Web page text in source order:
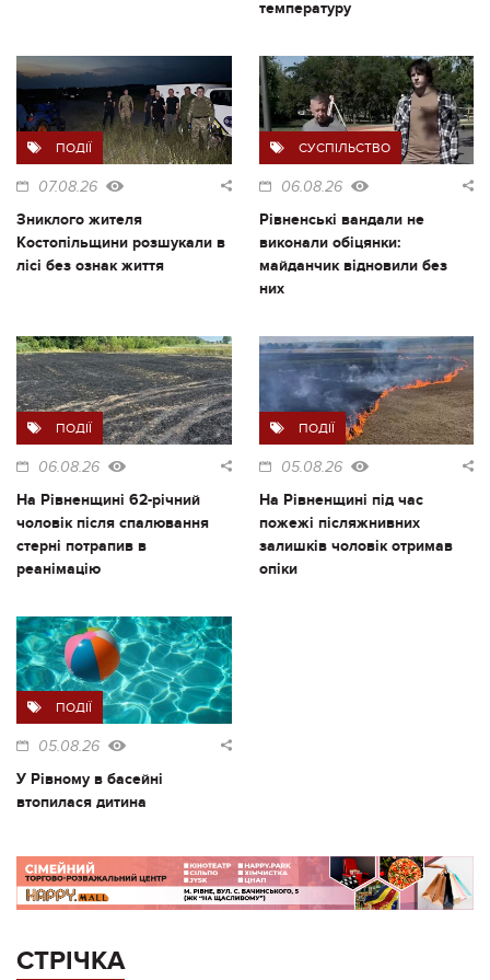
температуру
ПОДІЇ
07.08.26
Зниклого жителя
Костопільщини розшукали в
лісі без ознак життя
СУСПІЛЬСТВО
06.08.26
Рівненські вандали не
виконали обіцянки:
майданчик відновили без
них
ПОДІЇ
06.08.26
На Рівненщині 62-річний
чоловік після спалювання
стерні потрапив в
реанімацію
ПОДІЇ
05.08.26
На Рівненщині під час
пожежі післяжнивних
залишків чоловік отримав
опіки
ПОДІЇ
05.08.26
У Рівному в басейні
втопилася дитина
СТРІЧКА